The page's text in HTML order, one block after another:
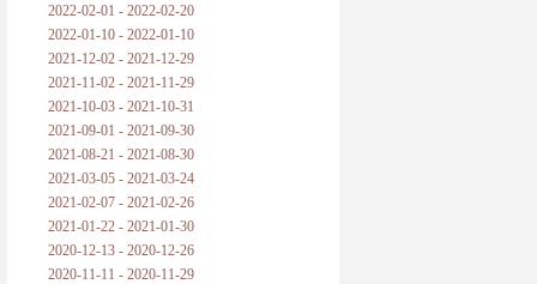
2022-02-01 - 2022-02-20
2022-01-10 - 2022-01-10
2021-12-02 - 2021-12-29
2021-11-02 - 2021-11-29
2021-10-03 - 2021-10-31
2021-09-01 - 2021-09-30
2021-08-21 - 2021-08-30
2021-03-05 - 2021-03-24
2021-02-07 - 2021-02-26
2021-01-22 - 2021-01-30
2020-12-13 - 2020-12-26
2020-11-11 - 2020-11-29